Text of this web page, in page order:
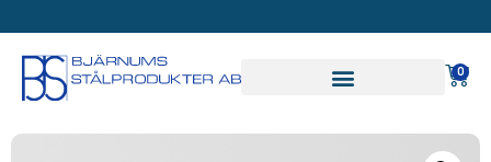
24 TIMMAR
0